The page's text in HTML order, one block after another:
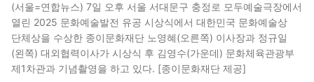
(서울=연합뉴스) 7일 오후 서울 서대문구 충정로 모두예술극장에서
열린 2025 문화예술발전 유공 시상식에서 대한민국 문화예술상
단체상을 수상한 종이문화재단 노영혜(오른쪽) 이사장과 정규일
(왼쪽) 대외협력이사가 시상식 후 김영수(가운데) 문화체육관광부
제1차관과 기념촬영을 하고 있다. [종이문화재단 제공]